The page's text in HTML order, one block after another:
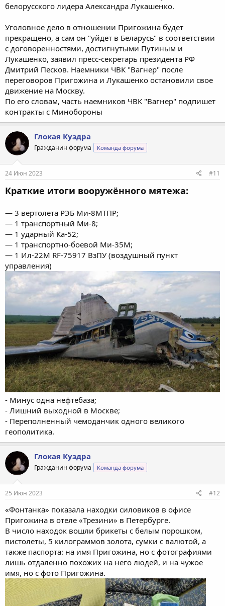
белорусского лидера Александра Лукашенко.
Уголовное дело в отношении Пригожина будет
прекращено, а сам он "уйдет в Беларусь" в соответствии
с договоренностями, достигнутыми Путиным и
Лукашенко, заявил пресс-секретарь президента РФ
Дмитрий Песков. Наемники ЧВК "Вагнер" после
переговоров Пригожина и Лукашенко остановили свое
движение на Москву.
По его словам, часть наемников ЧВК "Вагнер" подпишет
контракты с Минобороны
Глокая Куздра
Гражданин форума Команда форума
24 Июн 2023 #11
Краткие итоги вооружённого мятежа:
— 3 вертолета РЭБ Ми-8МТПР;
— 1 транспортный Ми-8;
— 1 ударный Ка-52;
— 1 транспортно-боевой Ми-35М;
— 1 Ил-22М RF-75917 ВзПУ (воздушный пункт
управления)
- Минус одна нефтебаза;
- Лишний выходной в Москве;
- Переполненный чемоданчик одного великого
геополитика.
Глокая Куздра
Гражданин форума Команда форума
25 Июн 2023 #12
«Фонтанка» показала находки силовиков в офисе
Пригожина в отеле «Трезини» в Петербурге.
В число находок вошли брикеты с белым порошком,
пистолеты, 5 килограммов золота, сумки с валютой, а
также паспорта: на имя Пригожина, но с фотографиями
лишь отдаленно похожих на него людей, и на чужое
имя, но с фото Пригожина.